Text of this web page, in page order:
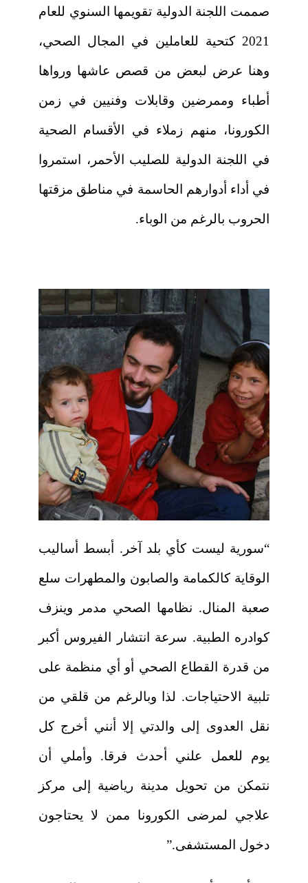
صممت اللجنة الدولية تقويمها السنوي للعام
2021 كتحية للعاملين في المجال الصحي،
وهنا عرض لبعض من قصص عاشها ورواها
أطباء وممرضين وقابلات وفنيين في زمن
الكورونا، منهم زملاء في الأقسام الصحية
في اللجنة الدولية للصليب الأحمر، استمروا
في أداء أدوارهم الحاسمة في مناطق مزقتها
الحروب بالرغم من الوباء.
“سورية ليست كأي بلد آخر. أبسط أساليب
الوقاية كالكمامة والصابون والمطهرات سلع
صعبة المنال. نظامها الصحي مدمر وينزف
كوادره الطبية. سرعة انتشار الفيروس أكبر
من قدرة القطاع الصحي أو أي منظمة على
تلبية الاحتياجات. لذا وبالرغم من قلقي من
نقل العدوى إلى والدتي إلا أنني أخرج كل
يوم للعمل علني أحدث فرقا. وأملي أن
نتمكن من تحويل مدينة رياضية إلى مركز
علاجي لمرضى الكورونا ممن لا يحتاجون
دخول المستشفى.”